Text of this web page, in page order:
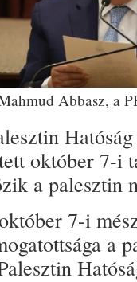
Abbasz, a
október 7-i
a palesztin
7-i
a